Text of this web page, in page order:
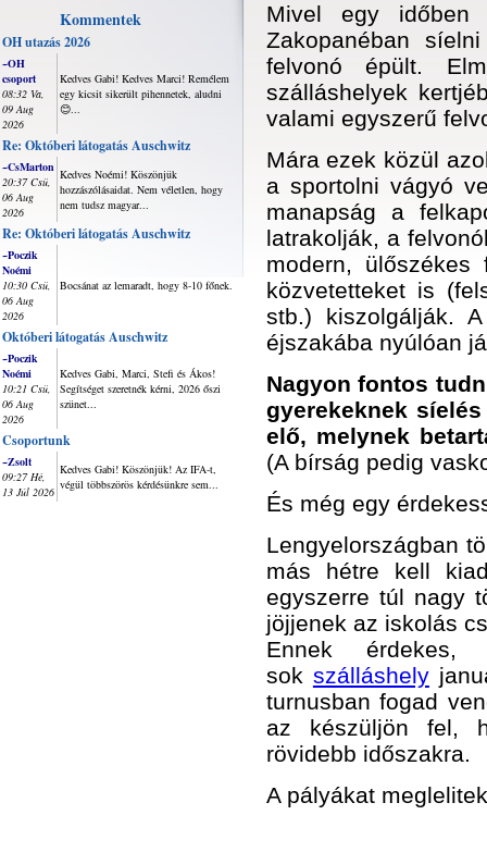
Kommentek
OH utazás 2026
~OH
csoport
08:32 Va,
09 Aug
2026
Kedves Gabi! Kedves Marci! Remélem
egy kicsit sikerült pihennetek, aludni
😊...
Re: Októberi látogatás Auschwitz
~CsMarton
20:37 Csü,
06 Aug
2026
Kedves Noémi! Köszönjük
hozzászólásaidat. Nem véletlen, hogy
nem tudsz magyar...
Re: Októberi látogatás Auschwitz
~Poczik
Noémi
10:30 Csü,
06 Aug
2026
Bocsánat az lemaradt, hogy 8-10 főnek.
Októberi látogatás Auschwitz
~Poczik
Noémi
10:21 Csü,
06 Aug
2026
Kedves Gabi, Marci, Stefi és Ákos!
Segítséget szeretnék kérni, 2026 őszi
szünet...
Csoportunk
~Zsolt
09:27 Hé,
13 Júl 2026
Kedves Gabi! Köszönjük! Az IFA-t,
végül többszörös kérdésünkre sem...
Mivel egy időben
Zakopanéban
felvonó épült.
szálláshelyek
valami egyszerű
Mára ezek közül
a sportolni vágyó
manapság a
latrakolják, a
modern,
közvetetteket is
stb.) kiszolgálják.
éjszakába nyúlóan
Nagyon fontos
gyerekeknek
elő, melynek
(A bírság pedig
És még egy
Lengyelországban
más hétre kell
egyszerre túl nagy
jöjjenek az iskolás
Ennek
sok szálláshely
turnusban fogad
az készüljön fel,
rövidebb időszakra.
A pályákat